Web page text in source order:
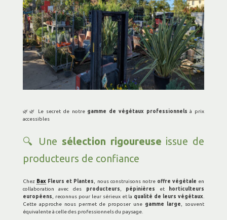
🌿🌿 Le secret de notre gamme de végétaux professionnels à prix
accessibles
🔍 Une sélection rigoureuse issue de
producteurs de confiance
Chez BaxFleurs et Plantes , nous construisons notre offre végétale en
collaboration avec des
producteurs pépinières et
horticulteurs
européens , reconnus pour leur sérieux et la qualité de leurs végétaux
Cette approche nous permet de proposer une gamme large
, souvent
équivalente à celle des professionnels du paysage.